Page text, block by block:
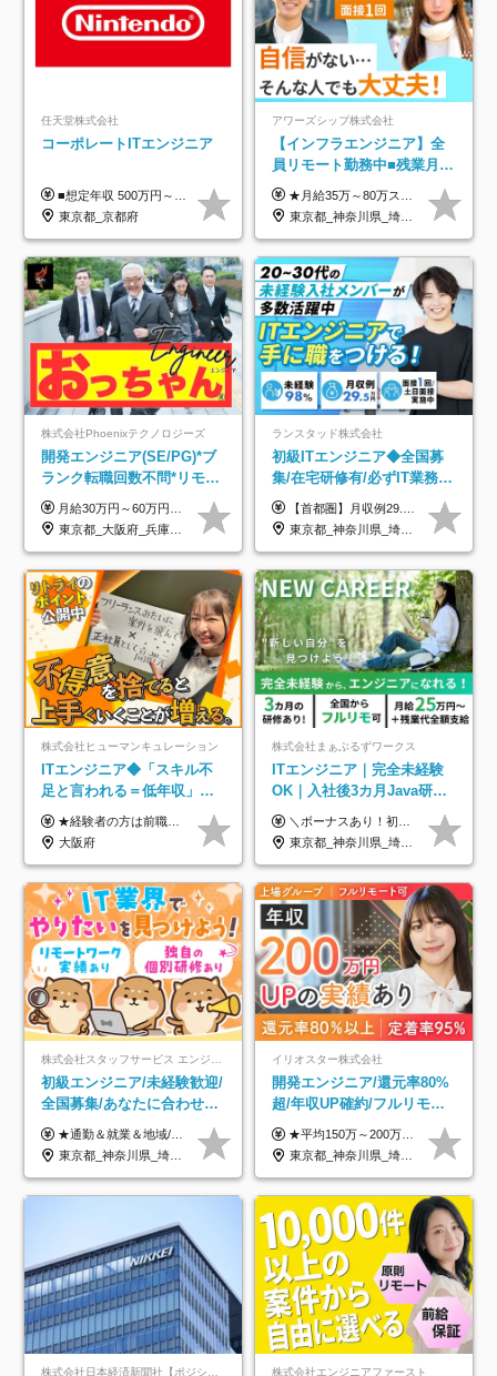
任天堂株式会社
コーポレートITエンジニア
■想定年収 500万円～900万円 月給制 月給278,000円～ ※残業が発生した場合、残業代を別途全額支給します ※試用期間2ヶ月あり(待遇や給与に差異はありません)
東京都_京都府
アワーズシップ株式会社
【インフラエンジニア】全
員リモート勤務中■残業月
3h■最大3ヶ月の連休あり■
年休126日■20～30代活躍
中！
★月給35万～80万スタートも可 【未経験の方】 ■月給26万～80万＋賞与年2回（年2ヶ月分） 【何かしらのインフラエンジニア経験をお持ちの方】 ■月給35万～80万＋賞与年2回（年2ヶ月分） ※スキル・経験などを考慮し決定します ※試用期間6ヶ月あり。期間中は契約社員となります。その他の待遇に差異はありません（試用期間終了後、昇給の可能性あり） ※上記金額には固定残業代（月30時間分／4万9600円～15万2600円）を含みます。超過分は別途支給いたします。 ＼頑張りはインセンティブで還元！／ クライアントに貢献度を評価され、当社のエンジニアが追加で案件に参画することになるなど、会社にとって利益になる行動はしっかり評価します。 会社の成長に貢献できていることを実感でき、「もっと頑張ろう」と思える体制づくりを整えています！
東京都_神奈川県_埼玉県_千葉県_大阪府
株式会社Phoenixテクノロジーズ
開発エンジニア(SE/PG)*ブ
ランク転職回数不問*リモー
ト案件多数*残業ほぼ0*通院
のための半休制度あり
月給30万円～60万円+住宅手当+職能手当+役職手当+決算賞与+報奨金 ※経験・能力を考慮し、優遇します ※給与には20時間分のみなし時間外手当(3万7000円以上)を含みます(超過時間分は別途追加支給) ※試用期間3～6ヵ月あり(その間の給与、待遇に差異なし) ※場合によって契約社員での採用の可能性あり(面接時に応相談)
東京都_大阪府_兵庫県_京都府_福岡県
ランスタッド株式会社
初級ITエンジニア◆全国募
集/在宅研修有/必ずIT業務配
属/月収例29.5万円/Web面接
1回/SE
【首都圏】月収例29.5万円（月給26万円＋諸手当） 【東海・関西】月収例28.5万円（月給25万円＋諸手当） 【九州】月収例26万円（月給23万円＋諸手当） ※経験・スキル・前職給与を踏まえ、総合的に判断して決定します。 例：首都圏 月収例31万円（月給27万円＋諸手当） ◆各種手当 ・通勤手当（上限4万円まで） ・残業代手当（1分単位で全額支給） ※固定残業代制は採用しておりません ・深夜勤務手当 ・資格取得支援（ランクに応じてお祝い金1万円～10万円を支給） ◆昇給：年1回 ◆補足 ・研修中1ヶ月間は、時給1670円となります。 ・試用期間6ヶ月あり。その間の待遇に変更はありません。 ※詳細は面接時にご案内します。
東京都_神奈川県_埼玉県_千葉県_大阪府_愛知県_兵庫県_京都府_福岡県
株式会社ヒューマンキュレーション
ITエンジニア◆「スキル不
足と言われる＝低年収」で
はない！｜ 不安を克服し、
年収アップした社員の実例
★経験者の方は前職の年収以上を保証します ★案件単価を開示した上で80％以上を還元します 月給25万円以上＋賞与年2回 ※経験や能力を考慮の上で優遇します ※試用期間が3ヶ月(その間の給与・待遇・雇用形態に変更はありません) ※月給には月20時間分のみなし残業手当(5万円)を含みます(超過分は別途支給) ★残業平均は月10時間以下ですので、毎月10時間分程度はお得です！
大阪府
株式会社まぁぶるずワークス
ITエンジニア｜完全未経験
OK｜入社後3カ月Java研修
｜リモート率8割以上｜充実
のキャリア支援｜残業月10h
＼ボーナスあり！初年度から年収300万円以上／ ■月給25万円～35万円＋残業代全額支給＋各種手当＋賞与年1回 ◎経験・年齢・スキルなどを考慮し、できるだけ優遇します ◎試用期間中(3カ月)は契約社員で、月給21万円＋諸手当になります。 (試用期間中は残業が発生しません。その他の待遇に変更はありません) ----------------- ＼3つの評価軸！実力次第で早期収入アップ！／ 【1】スキル(IT理解、実装力、設計) 【2】実務力(現場評価、コミュ力、品質) 【3】姿勢(自走力、意欲、責任感) この3つの評価軸で、3カ月ごとに評価。社内グレードにより、給与が決まる明確な仕組みです。何ができれば給与が上がるのか分かりやすく、実力や努力次第で早期に収入を増やせます！ 【固定残業代について】 なし（残業代は、実際の労働時間に応じて別途全額支給）
東京都_神奈川県_埼玉県_千葉県_大阪府_愛知県_北海道_青森県_岩手県_宮城県_秋田県_山形県_福島県_茨城県_栃木県_群馬県_新潟県_山梨県_長野県_富山県_石川県_福井県_静岡県_岐阜県_三重県_兵庫県_京都府_滋賀県_奈良県_和歌山県_広島県_岡山県_鳥取県_島根県_山口県_徳島県_香川県_愛媛県_高知県_福岡県_熊本県_佐賀県_長崎県_大分県_宮崎県_鹿児島県_沖縄県
株式会社スタッフサービス エンジニアリング事業本部
初級エンジニア/未経験歓迎/
全国募集/あなたに合わせた
オリジナル研修をご用
意/AI・IoT/残業平均8時間
★通勤＆就業＆地域/住宅＆役職手当あり ★残業代は全額支給 ★選べる給与制度あり！ ■東京・神奈川・千葉・埼玉勤務の場合 月給24.5万円～55万円＋諸手当 （残業代は全額支給） (20,000円の地域/住宅手当込み) ■愛知・京都・大阪・兵庫勤務の場合 月給24万円以上＋諸手当 （残業代は全額支給） (15,000円の地域/住宅手当込み) ■茨城・栃木・群馬・静岡・三重・滋賀・広島・福岡勤務の場合 月給23.5万円以上＋諸手当 （残業代は全額支給） (10,000円の地域/住宅手当込み) ■北海道・宮城・山梨・長野・岐阜・奈良・和歌山・岡山勤務の場合 月給23万円以上＋諸手当 （残業代は全額支給） (5,000円の地域/住宅手当込み) ■その他のエリア勤務の場合 月給22.5万円以上＋諸手当 （残業代は全額支給） ※経験や能力を考慮し、当社規定により優遇します 【昇給：年一回実施】 【選べる給与制度】 ★収入を重視する方に… 「変動型人事制度」の選択も可能（派遣先からの評価に応じて収入アップ！） ※年2回のタイミングで希望者と面談の上決定します。
東京都_神奈川県_埼玉県_千葉県_大阪府_愛知県_北海道_岩手県_宮城県_山形県_福島県_茨城県_栃木県_群馬県_山梨県_長野県_富山県_石川県_静岡県_岐阜県_三重県_兵庫県_京都府_滋賀県_奈良県_広島県_岡山県_山口県_愛媛県_福岡県_熊本県_長崎県
イリオスター株式会社
開発エンジニア/還元率80%
超/年収UP確約/フルリモ
OK/年休130日/平均残業7h/
約2万件の案件から選択
★平均150万～200万円年収UPを実現！ ★前職給与を100％保証！ ★案件内容の開示・明確な評価体制あり ⇒クライアント評価で即昇給を実現したケースも◎ ★年12回（毎月昇給チャンスあり） ■月給35万円～103万円 ※経験・能力・前職給与を考慮し、決定 ※上記給与には月30時間分(6万6500円以上)の固定残業代が含まれます。超過分は手当として別途支給します ※試用期間3ヶ月あり(期間中の給与・待遇面に差異はありません) ▼収入アップの実例をご紹介 ───────────── ★働き方改革をした30代男性（PG） 子どもが生まれたばかりなのに、忙しい現場で残業も月50～60時間が当たり前。 ⇒残業ほぼゼロ＆週3リモートの働き方に！しかも給与もアップ！ ★収入アップした30代男性（PM） 子供が3人いて家計も苦しく、残業代で稼ぐ日々… ⇒残業をたくさんしていた年収額より、100万円以上アップしました！
東京都_神奈川県_埼玉県_千葉県_大阪府_愛知県_北海道_青森県_岩手県_宮城県_秋田県_山形県_福島県_茨城県_栃木県_群馬県_新潟県_山梨県_長野県_富山県_石川県_福井県_静岡県_岐阜県_三重県_兵庫県_京都府_滋賀県_奈良県_和歌山県_広島県_岡山県_鳥取県_島根県_山口県_徳島県_香川県_愛媛県_高知県_福岡県_熊本県_佐賀県_長崎県_大分県_宮崎県_鹿児島県_沖縄県
株式会社日本経済新聞社【ポジションマッチ登録】 株式会社エンジニアファースト